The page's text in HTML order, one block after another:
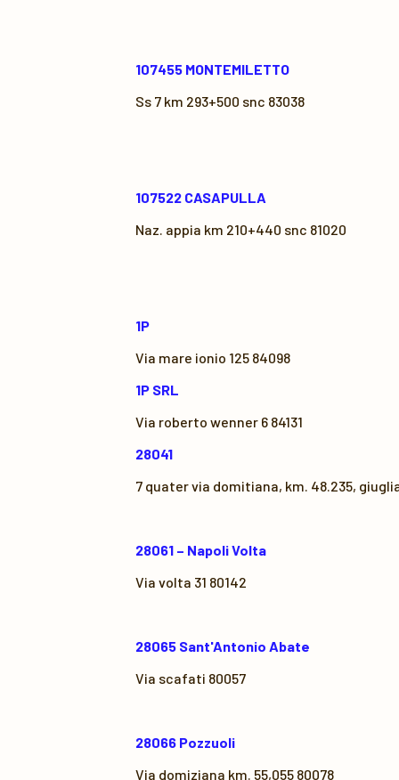
107455 MONTEMILETTO
Ss 7 km 293+500 snc 83038
107522 CASAPULLA
Naz. appia km 210+440 snc 81020
1P
Via mare ionio 125 84098
1P SRL
Via roberto wenner 6 84131
28041
7 quater via domitiana, km. 48.235,
28061 – Napoli Volta
Via volta 31 80142
28065 Sant'Antonio Abate
Via scafati 80057
28066 Pozzuoli
Via domiziana km. 55,055 80078